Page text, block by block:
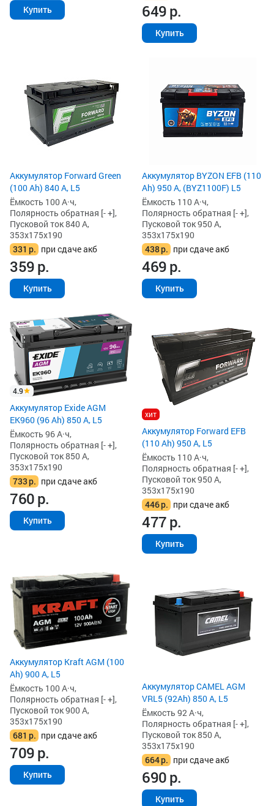
Купить 649р.
Купить
Аккумулятор Forward Green
(100 Ah) 840 А, L5
Ёмкость 100 А·ч,
Полярность обратная [- +],
Пусковой ток 840 А,
353x175x190
331 р. при сдаче акб
359р.
Купить
Аккумулятор BYZON EFB (110
Ah) 950 А, (BYZ1100F) L5
Ёмкость 110 А·ч,
Полярность обратная [- +],
Пусковой ток 950 А,
353x175x190
438р. при сдаче акб
469р.
Купить
4.9
Аккумулятор Exide AGM
EK960 (96 Ah) 850 А, L5
Ёмкость 96 А·ч,
Полярность обратная [- +],
Пусковой ток 850 А,
353x175x190
733р. при сдаче акб
760р.
Купить
хит
Аккумулятор Forward EFB
(110 Ah) 950 А, L5
Ёмкость 110 А·ч,
Полярность обратная [- +],
Пусковой ток 950 А,
353x175x190
446р. при сдаче акб
477р.
Купить
Аккумулятор Kraft AGM (100
Ah) 900 А, L5
Ёмкость 100 А·ч,
Полярность обратная [- +],
Пусковой ток 900 А,
353x175x190
681 р. при сдаче акб
709р.
Купить
Аккумулятор CAMEL AGM
VRL5 (92Ah) 850 А, L5
Ёмкость 92 А·ч,
Полярность обратная [- +],
Пусковой ток 850 А,
353x175x190
664р. при сдаче акб
690р.
Купить